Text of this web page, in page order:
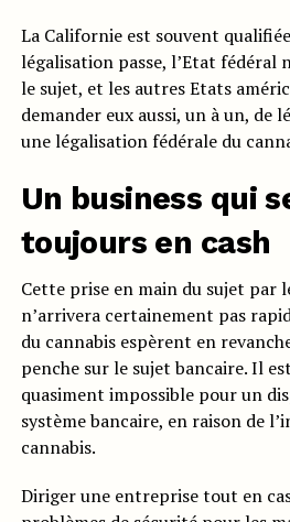
La Californie est souvent
légalisation passe, l’Etat fédéral
le sujet, et les autres Etats
demander eux aussi, un à un, de
une légalisation fédérale du
Un business qui
toujours en cash
Cette prise en main du sujet par
n’arrivera certainement pas
du cannabis espèrent en
penche sur le sujet bancaire. Il
quasiment impossible pour un
système bancaire, en raison de
cannabis.
Diriger une entreprise tout en